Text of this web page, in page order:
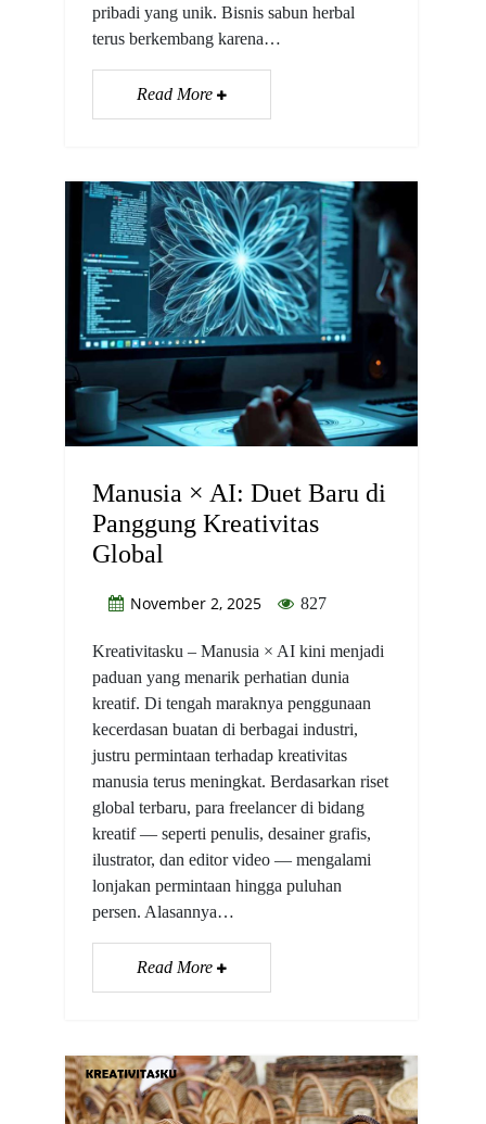
pribadi yang unik. Bisnis sabun herbal
terus berkembang karena…
Read More
Manusia × AI: Duet Baru di
Panggung Kreativitas
Global
November 2, 2025 827
Kreativitasku – Manusia × AI kini menjadi
paduan yang menarik perhatian dunia
kreatif. Di tengah maraknya penggunaan
kecerdasan buatan di berbagai industri,
justru permintaan terhadap kreativitas
manusia terus meningkat. Berdasarkan riset
global terbaru, para freelancer di bidang
kreatif — seperti penulis, desainer grafis,
ilustrator, dan editor video — mengalami
lonjakan permintaan hingga puluhan
persen. Alasannya…
Read More